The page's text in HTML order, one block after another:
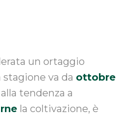
un ortaggio
stagione va da ottobre
alla tendenza a
la coltivazione, è